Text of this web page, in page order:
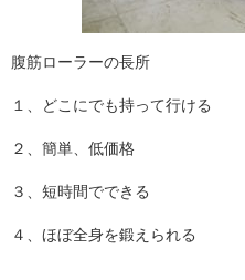
腹筋ローラーの長所
１、どこにでも持って行ける
２、簡単、低価格
３、短時間でできる
４、ほぼ全身を鍛えられる